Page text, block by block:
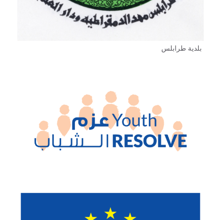
بلدية طرابلس